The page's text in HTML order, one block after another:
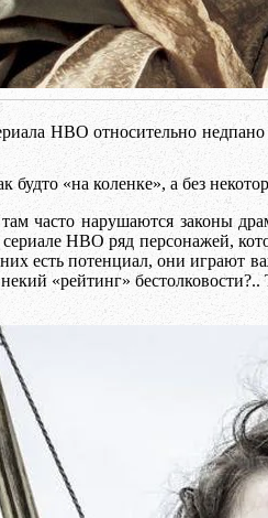
HBO относительно
будто «на коленке», а без
часто нарушаются законы
HBO ряд персонажей,
есть потенциал, они играют
«рейтинг» бестолковости?..